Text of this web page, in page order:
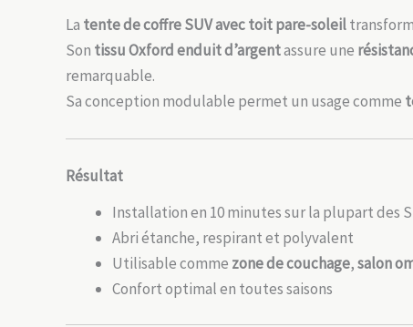
La tente de coffre SUV avec toit pare-soleil
Son tissu Oxford enduit d’argentassure une
remarquable.
Sa conception modulable permet un usage comme
Résultat
Installation en 10 minutes sur la plupart des
Abri étanche, respirant et polyvalent
Utilisable comme zone de couchage,salon
Confort optimal en toutes saisons